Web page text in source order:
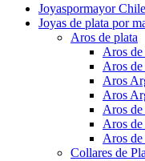
Joyaspormayor
Joyas de plata por
Aros de plata
Aros de
Aros
Aros
Aros
Aros
Aros
Aros de
Collares de